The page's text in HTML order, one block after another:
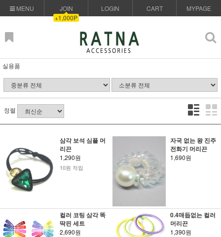
MENU
JOIN
+1,000P
LOGIN CART MYPAGE
실용품
정렬
삼각 보석 심플 머
리끈
1,290원
10원 적립
자국 없는 왕 진주
전화기 머리끈
1,690원
컬러 코팅 삼각 똑
딱핀 세트
2,690원
0.4매듭없는 컬러
머리끈
1,390원